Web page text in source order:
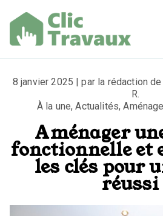
contenu
8 janvier 2025 | par la rédaction
R.
À la une,Actualités,
Aménager
fonctionnelle et
les clés pour
réussi